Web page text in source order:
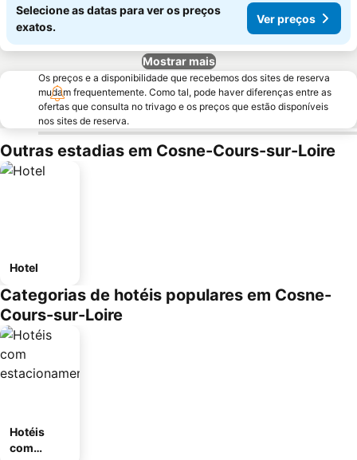
Selecione as datas para ver os preços
exatos.
Ver preços
Mostrar mais
Os preços e a disponibilidade que recebemos dos sites de reserva
mudam frequentemente. Como tal, pode haver diferenças entre as
ofertas que consulta no trivago e os preços que estão disponíveis
nos sites de reserva.
Outras estadias em Cosne-Cours-sur-Loire
Hotel
Categorias de hotéis populares em Cosne-
Cours-sur-Loire
Hotéis
com